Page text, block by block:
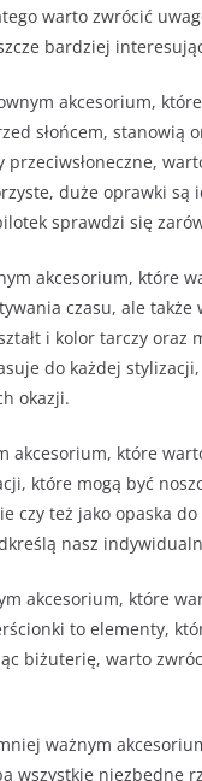
warto zwrócić
bardziej
akcesorium,
słońcem, stanowią
przeciwsłoneczne,
duże oprawki są
sprawdzi się
akcesorium, które
czasu, ale
i kolor tarczy oraz
do każdej
okazji.
akcesorium, które
które mogą być
czy też jako opaska
nasz
akcesorium, które
to elementy,
biżuterię, warto
ważnym
wszystkie niezbędne